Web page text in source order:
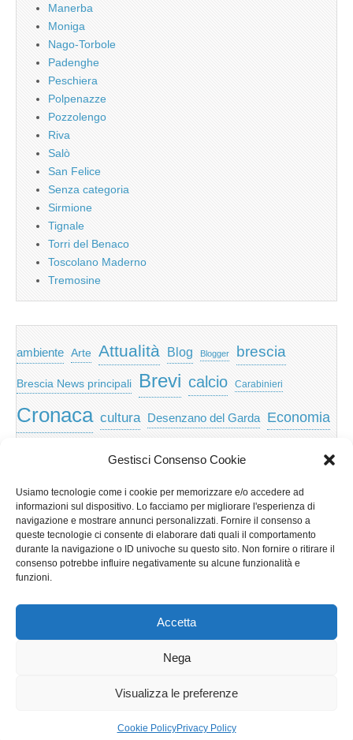
Gestisci Consenso Cookie
Usiamo tecnologie come i cookie per memorizzare e/o accedere ad
informazioni sul dispositivo. Lo facciamo per migliorare l'esperienza di
navigazione e mostrare annunci personalizzati. Fornire il consenso a
queste tecnologie ci consente di elaborare dati quali il comportamento
durante la navigazione o ID univoche su questo sito. Non fornire o ritirare il
consenso potrebbe influire negativamente su alcune funzionalità e
funzioni.
Accetta
Nega
Visualizza le preferenze
Cookie PolicyPrivacy Policy
Manerba
Moniga
Nago-Torbole
Padenghe
Peschiera
Polpenazze
Pozzolengo
Riva
Salò
San Felice
Senza categoria
Sirmione
Tignale
Torri del Benaco
Toscolano Maderno
Tremosine
ambiente Arte Attualità Blog Blogger brescia
Brescia News principali Brevi calcio Carabinieri
Cronaca cultura Desenzano del Garda Economia
lago di garda Musica Nera news Notizie
Notizie dal Garda
Notizie Lombardia
Notizie per categoria Notizie Provincia di Brescia
Regione Lombardia
Sport Storia Territorio turismo
The Magazine Basic Theme bybavotasan.com
Privacy e cookie: questo sito utilizza i cookie. Continuando a utilizzare
Informativa sui cookie